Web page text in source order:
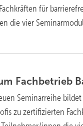
für
die vier
Fachbetrieb
Seminarreihe
zu zertifizierten